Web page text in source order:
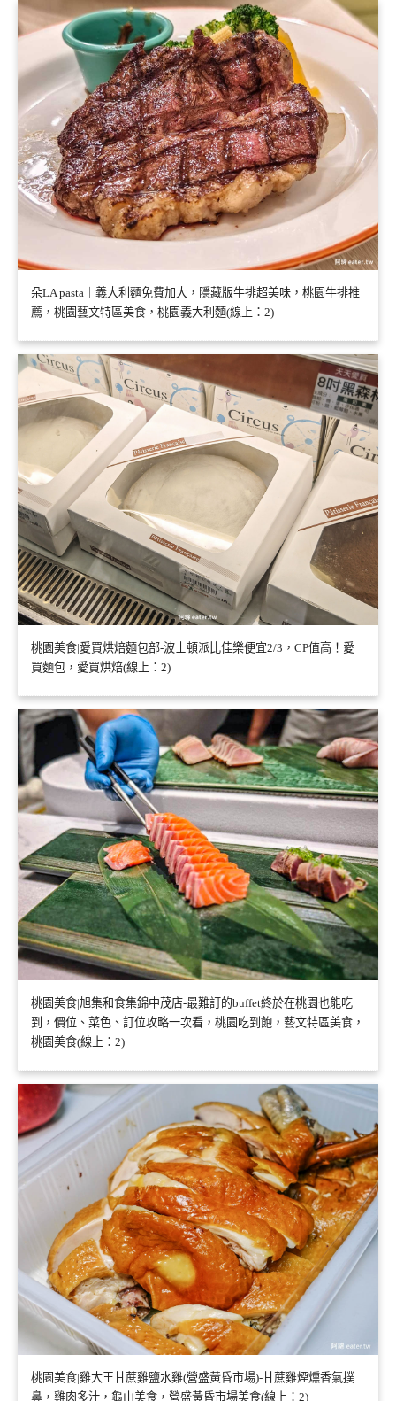
朵LA pasta｜義大利麵免費加大，隱藏版牛排超美味，桃園牛排推
薦，桃園藝文特區美食，桃園義大利麵(線上：2)
桃園美食|愛買烘焙麵包部-波士頓派比佳樂便宜2/3，CP值高！愛
買麵包，愛買烘焙(線上：2)
桃園美食|旭集和食集錦中茂店-最難訂的buffet終於在桃園也能吃
到，價位、菜色、訂位攻略一次看，桃園吃到飽，藝文特區美食，
桃園美食(線上：2)
桃園美食|雞大王甘蔗雞鹽水雞(營盛黃昏市場)-甘蔗雞煙燻香氣撲
鼻，雞肉多汁，龜山美食，營盛黃昏市場美食(線上：2)